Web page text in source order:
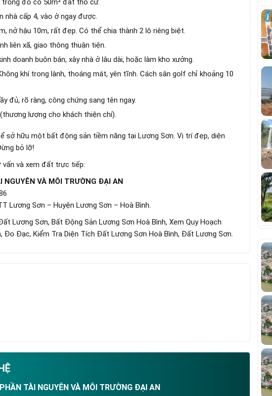
nhà cấp 4, vào ở ngay được.
nở hậu 10m, rất đẹp. Có thể chia thành 2 lô riêng biệt.
liên xã, giao thông thuận tiện.
doanh buôn bán, xây nhà ở lâu dài, hoặc làm kho xưởng.
khí trong lành, thoáng mát, yên tĩnh. Cách sân golf chỉ khoảng 10
đủ, rõ ràng, công chứng sang tên ngay.
lượng cho khách thiện chí).
sở hữu một bất động sản tiềm năng tại Lương Sơn. Vị trí đẹp, diện
bỏ lỡ!
và xem đất trực tiếp:
NGUYÊN VÀ MÔI TRƯỜNG ĐẠI AN
Lương Sơn – Huyện Lương Sơn – Hoà Bình.
Lương Sơn, Bất Động Sản Lương Sơn Hoà Bình, Xem Quy Hoạch
Đo Đạc, Kiểm Tra Diện Tích Đất Lương Sơn Hoà Bình, Đất Lương Sơn.
TÀI NGUYÊN VÀ MÔI TRƯỜNG ĐẠI AN